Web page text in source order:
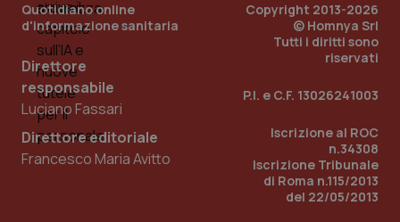
Quotidiano online
d'informazione sanitaria
Direttore
responsabile
Luciano Fassari
Direttore editoriale
Francesco Maria Avitto
Copyright 2013-2026
© Homnya Srl
Tutti i diritti sono
riservati
P.I. e C.F. 13026241003
Iscrizione al ROC
n.34308
Iscrizione Tribunale
di Roma n.115/2013
del 22/05/2013